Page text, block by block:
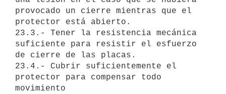
provocado un cierre mientras que el
protector está abierto.
23.3.- Tener la resistencia mecánica
suficiente para resistir el esfuerzo
de cierre de las placas.
23.4.- Cubrir suficientemente el
protector para compensar todo
movimiento